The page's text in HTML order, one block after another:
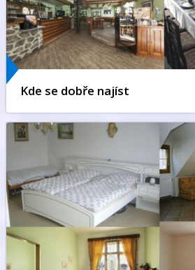
Kde se dobře najíst